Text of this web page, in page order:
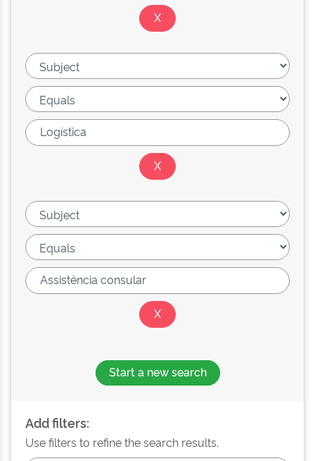
Start a new search
Add filters:
Use filters to refine the search results.